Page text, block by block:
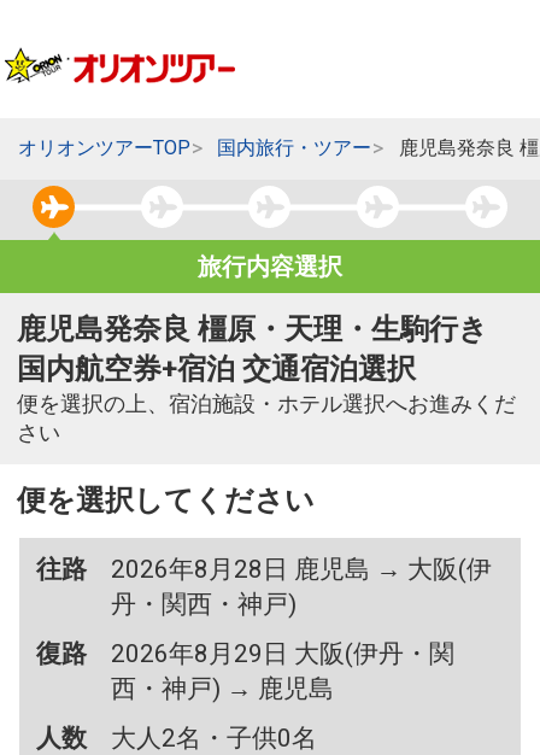
オリオンツアーTOP 国内旅行・ツアー 鹿児島発奈良
旅行内容選択
鹿児島発奈良 橿原・天理・生駒行き
国内航空券+宿泊 交通宿泊選択
便を選択の上、宿泊施設・ホテル選択へお進みくだ
さい
便を選択してください
往路
2026年8月28日 鹿児島 → 大阪(伊
丹・関西・神戸)
復路
2026年8月29日 大阪(伊丹・関
西・神戸) → 鹿児島
人数
大人2名・子供0名